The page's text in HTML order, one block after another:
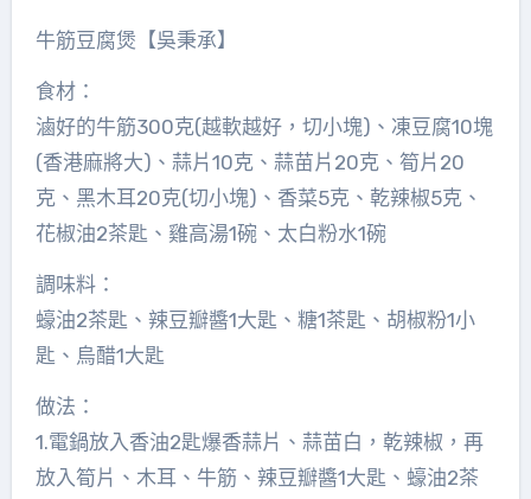
牛筋豆腐煲【吳秉承】
食材：
滷好的牛筋300克(越軟越好，切小塊)、凍豆腐10塊
(香港麻將大)、蒜片10克、蒜苗片20克、筍片20
克、黑木耳20克(切小塊)、香菜5克、乾辣椒5克、
花椒油2茶匙、雞高湯1碗、太白粉水1碗
調味料：
蠔油2茶匙、辣豆瓣醬1大匙、糖1茶匙、胡椒粉1小
匙、烏醋1大匙
做法：
1.電鍋放入香油2匙爆香蒜片、蒜苗白，乾辣椒，再
放入筍片、木耳、牛筋、辣豆瓣醬1大匙、蠔油2茶